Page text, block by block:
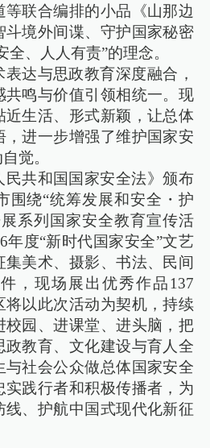
等联合编排的小品《山那边
斗境外间谍、守护国家秘密
全、人人有责”的理念。
达与思政教育深度融合，
共鸣与价值引领相统一。现
生活、形式新颖，让总体
，进一步增强了维护国家安
觉。
民共和国国家安全法》颁布
围绕“统筹发展和安全・护
系列国家安全教育宣传活
年度“新时代国家安全”文艺
美术、摄影、书法、民间
，现场展出优秀作品137
将以此次活动为契机，持续
校园、进课堂、进头脑，把
政教育、文化建设与育人全
社会公众做总体国家安全
实践行者和积极传播者，为
、护航中国式现代化新征